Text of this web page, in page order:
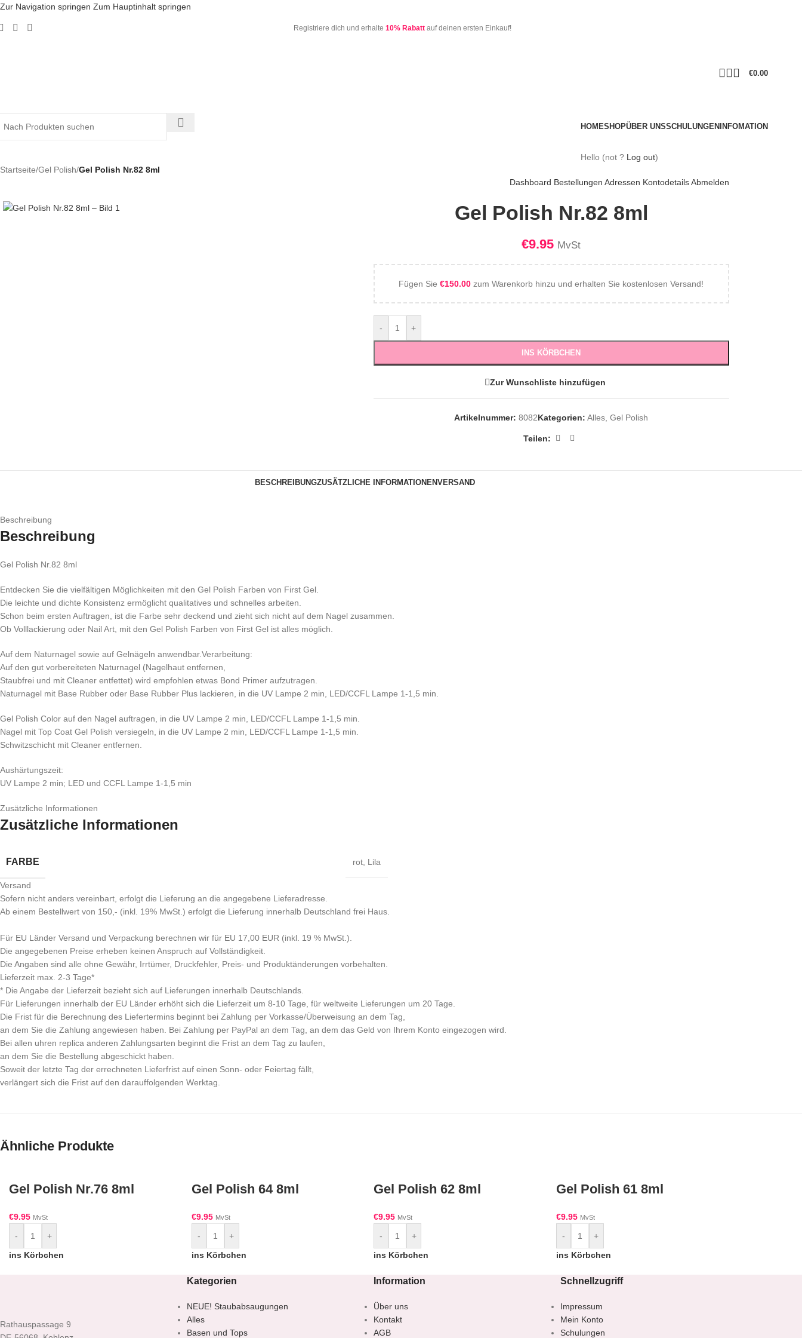
Zur Navigation springen Zum Hauptinhalt springen
Registriere dich und erhalte 10% Rabattauf deinen ersten Einkauf!
€0.00
HOMESHOPÜBER UNSSCHULUNGEN INFOMATION
Startseite/Gel Polish/Gel Polish Nr.82 8ml
Hello (not ? Log out)
Dashboard Bestellungen Adressen KontodetailsAbmelden
Gel Polish Nr.82 8ml
€9.95 MvSt
Fügen Sie€150.00 zum Warenkorb hinzu und erhalten Sie kostenlosen Versand!
- +
INS KÖRBCHEN
Zur Wunschliste hinzufügen
Artikelnummer:8082Kategorien: Alles Gel Polish
Teilen:
BESCHREIBUNGZUSÄTZLICHE INFORMATIONENVERSAND
Beschreibung
Beschreibung
Gel Polish Nr.82 8ml
Entdecken Sie die vielfältigen Möglichkeiten mit den Gel Polish Farben von First Gel.
Die leichte und dichte Konsistenz ermöglicht qualitatives und schnelles arbeiten.
Schon beim ersten Auftragen, ist die Farbe sehr deckend und zieht sich nicht auf dem Nagel zusammen.
Ob Volllackierung oder Nail Art, mit den Gel Polish Farben von First Gel ist alles möglich.
Auf dem Naturnagel sowie auf Gelnägeln anwendbar.Verarbeitung:
Auf den gut vorbereiteten Naturnagel (Nagelhaut entfernen,
Staubfrei und mit Cleaner entfettet) wird empfohlen etwas Bond Primer aufzutragen.
Naturnagel mit Base Rubber oder Base Rubber Plus lackieren, in die UV Lampe 2 min, LED/CCFL Lampe 1-1,5 min.
Gel Polish Color auf den Nagel auftragen, in die UV Lampe 2 min, LED/CCFL Lampe 1-1,5 min.
Nagel mit Top Coat Gel Polish versiegeln, in die UV Lampe 2 min, LED/CCFL Lampe 1-1,5 min.
Schwitzschicht mit Cleaner entfernen.
Aushärtungszeit:
UV Lampe 2 min; LED und CCFL Lampe 1-1,5 min
Zusätzliche Informationen
Zusätzliche Informationen
FARBE rot Lila
Versand
Sofern nicht anders vereinbart, erfolgt die Lieferung an die angegebene Lieferadresse.
Ab einem Bestellwert von 150,- (inkl. 19% MwSt.) erfolgt die Lieferung innerhalb Deutschland frei Haus.
Für EU Länder Versand und Verpackung berechnen wir für EU 17,00 EUR (inkl. 19 % MwSt.).
Die angegebenen Preise erheben keinen Anspruch auf Vollständigkeit.
Die Angaben sind alle ohne Gewähr, Irrtümer, Druckfehler, Preis- und Produktänderungen vorbehalten.
Lieferzeit max. 2-3 Tage*
* Die Angabe der Lieferzeit bezieht sich auf Lieferungen innerhalb Deutschlands.
Für Lieferungen innerhalb der EU Länder erhöht sich die Lieferzeit um 8-10 Tage, für weltweite Lieferungen um 20 Tage.
Die Frist für die Berechnung des Liefertermins beginnt bei Zahlung per Vorkasse/Überweisung an dem Tag,
an dem Sie die Zahlung angewiesen haben. Bei Zahlung per PayPal an dem Tag, an dem das Geld von Ihrem Konto eingezogen wird.
Bei allen uhren replica anderen Zahlungsarten beginnt die Frist an dem Tag zu laufen,
an dem Sie die Bestellung abgeschickt haben.
Soweit der letzte Tag der errechneten Lieferfrist auf einen Sonn- oder Feiertag fällt,
verlängert sich die Frist auf den darauffolgenden Werktag.
Ähnliche Produkte
Gel Polish Nr.76 8ml
€9.95 MvSt
-
+
ins Körbchen
Gel Polish 64 8ml
€9.95 MvSt
-
+
ins Körbchen
Gel Polish 62 8ml
€9.95 MvSt
-
+
ins Körbchen
Gel Polish 61 8ml
€9.95 MvSt
-
+
ins Körbchen
Rathauspassage 9
Kategorien
NEUE! Staubabsaugungen
Alles
Basen und Tops
Information
Über uns
Kontakt
AGB
Schnellzugriff
Impressum
Mein Konto
Schulungen